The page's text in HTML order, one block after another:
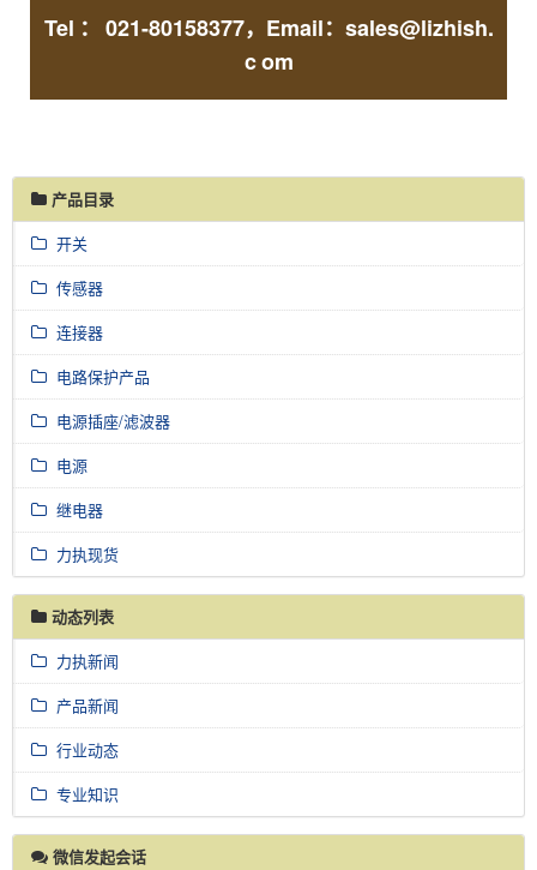
Tel ： 021-80158377，Email：sales@lizhish.
com
产品目录
开关
传感器
连接器
电路保护产品
电源插座/滤波器
电源
继电器
力执现货
动态列表
力执新闻
产品新闻
行业动态
专业知识
微信发起会话